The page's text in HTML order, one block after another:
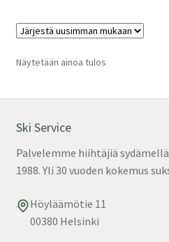
Näytetään ainoa tulos
Ski Service
Palvelemme hiihtäjiä
1988. Yli 30 vuoden kokemus
Höyläämötie 11
00380 Helsinki